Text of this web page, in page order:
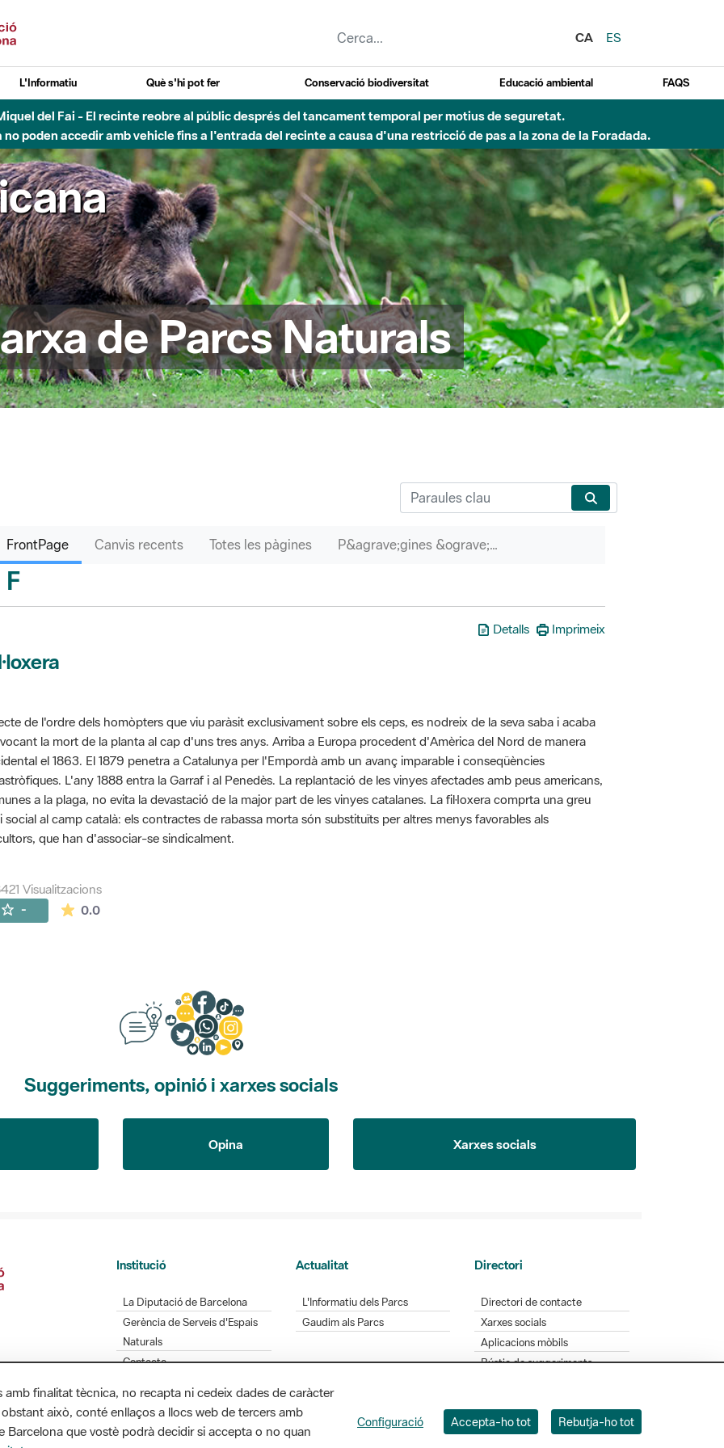
CA
ES
L'Informatiu Què s'hi pot fer Conservació biodiversitat Educació ambiental FAQS
del Fai - El recinte reobre al públic després del tancament temporal per motius de seguretat.
poden accedir amb vehicle fins a l'entrada del recinte a causa d'una restricció de pas a la zona de la Foradada.
de Parcs Naturals
FrontPage Canvis recents Totes les pàgines P&agrave;gines &ograve;rfenes
F
Detalls Imprimeix
de l'ordre dels homòpters que viu paràsit exclusivament sobre els ceps, es nodreix de la seva saba i acaba
la mort de la planta al cap d'uns tres anys. Arriba a Europa procedent d'Amèrica del Nord de manera
el 1863. El 1879 penetra a Catalunya per l'Empordà amb un avanç imparable i conseqüències
L'any 1888 entra la Garraf i al Penedès. La replantació de les vinyes afectades amb peus americans,
a la plaga, no evita la devastació de la major part de les vinyes catalanes. La fil·loxera comprta una greu
social al camp català: els contractes de rabassa morta són substituïts per altres menys favorables als
que han d'associar-se sindicalment.
Visualitzacions
- 0.0La mitjana de les valoracions és de 0 estrelles de 5.
Suggeriments, opinió i xarxes socials
Opina Xarxes socials
Institució
La Diputació de Barcelona
Gerència de Serveis d'Espais
Naturals
Contacte
Actualitat
L'Informatiu dels Parcs
Gaudim als Parcs
Directori
Directori de contacte
Xarxes socials
Aplicacions mòbils
Bústia de suggeriments
Diputació de Barcelona. Edifici Llacuna, 1a planta. Badajoz, 49. 08005 Barcelona. Tel. 934 022 428
finalitat tècnica, no recapta ni cedeix dades de caràcter
això, conté enllaços a llocs web de tercers amb
Barcelona que vostè podrà decidir si accepta o no quan
Configuració Accepta-ho tot Rebutja-ho tot